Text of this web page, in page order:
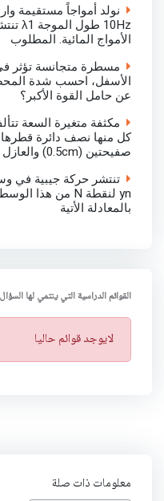
نولد أمواجاً مستقيمة
الأمواج المائية. المطلوب
مسطرة متجانسة تؤثر
الأسفل، احسب شدة
عن حامل القوة الأكبر؟
صفيحتين (0.5cm) والعازل بينها هو الهواء
تنتشر حركة جيبية في
بالمعادلة الأتية
القوائم الدراسية التي ينتمي لها السؤال
ت
ن
لايوجد قوائم حاليا
معلومات ذات صلة